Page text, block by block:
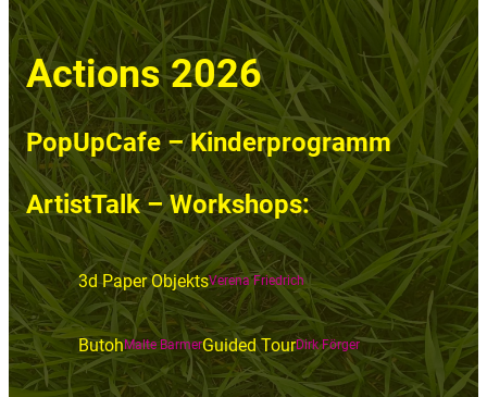
Actions 2026
PopUpCafe – Kinderprogramm
ArtistTalk – Workshops:
3d Paper ObjektsVerena Friedrich
ButohMalte BarmerGuided TourDirk Förger